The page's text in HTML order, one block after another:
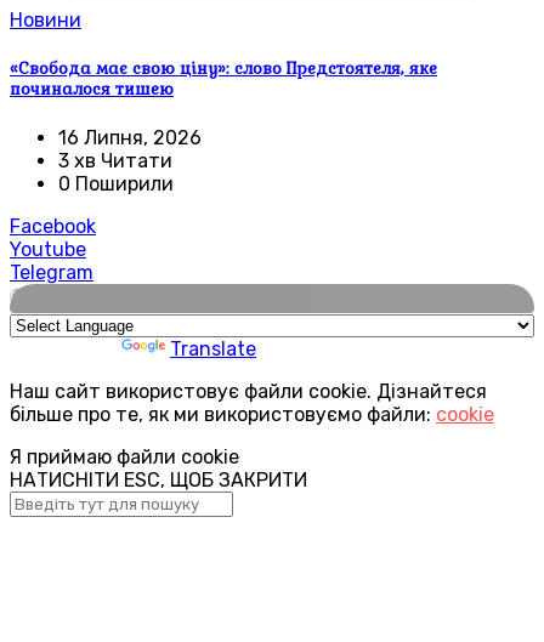
Новини
«Свобода має свою ціну»: слово Предстоятеля, яке
починалося тишею
16 Липня, 2026
3 хв Читати
0 Поширили
Facebook
Youtube
Telegram
🌍
Translate
Наш сайт використовує файли cookie. Дізнайтеся
більше про те, як ми використовуємо файли: cookie
Я приймаю файли cookie
НАТИСНІТИ ESC, ЩОБ ЗАКРИТИ